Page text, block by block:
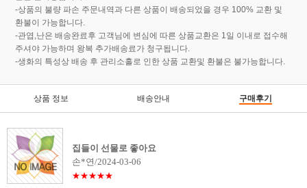
-상품의 불량 파손 주문내역과 다른 상품이 배송되었을 경우 100% 교환 및
환불이 가능합니다.
-관엽,난은 배송완료후 고객님에 변심에 따른 상품교환은 1일 이내로 접수해
주셔야 가능하며 왕복 추가배송료가 청구됩니다.
-생화의 특성상 배송 후 관리소홀로 인한 상품 교환및 환불은 불가능합니다.
상품 정보 배송안내 구매후기
집들이 선물로 좋아요
손*연/2024-03-06
★★★★★